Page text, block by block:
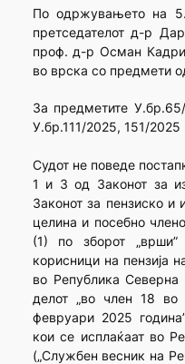
По одржувањето на
претседателот д-р
проф. д-р Осман
во врска со предмети
За предметите
У.бр.111/2025, 151/2025
Судот не поведе
1 и 3 од Законот за
Законот за пензиско и
целина и посебно
(1) по зборот
корисници на пензија
во Република
делот „во член 18 во
февруари 2025
кои се исплаќаат во
(„Службен весник на